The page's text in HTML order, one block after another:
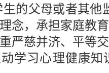
生的父母或者其他
念，承担家庭教育
重严慈并济、平等
动学习心理健康